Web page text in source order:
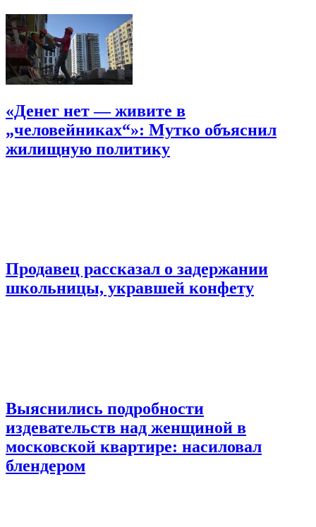
«Денег нет — живите в
„человейниках“»: Мутко объяснил
жилищную политику
Продавец рассказал о задержании
школьницы, укравшей конфету
Выяснились подробности
издевательств над женщиной в
московской квартире: насиловал
блендером